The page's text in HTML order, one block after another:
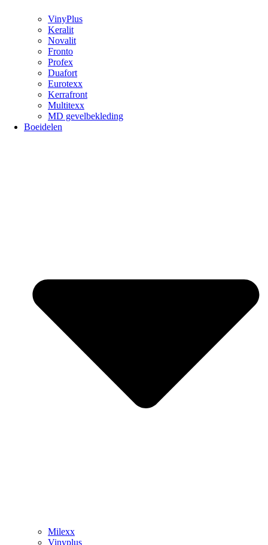
VinyPlus
Keralit
Novalit
Fronto
Profex
Duafort
Eurotexx
Kerrafront
Multitexx
MD gevelbekleding
Boeidelen
Milexx
Vinyplus